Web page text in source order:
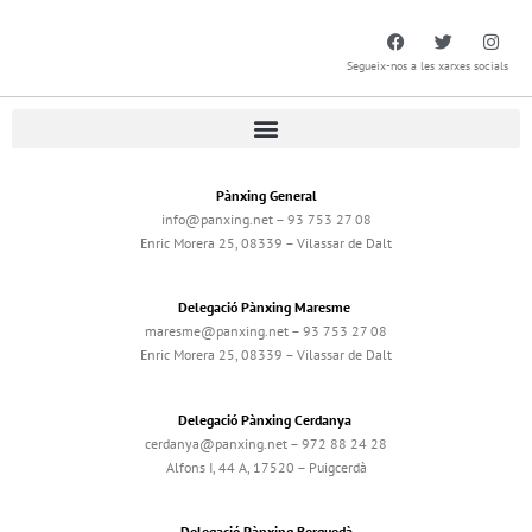
Segueix-nos a les xarxes socials
Pànxing General
info@panxing.net – 93 753 27 08
Enric Morera 25, 08339 – Vilassar de Dalt
Delegació Pànxing Maresme
maresme@panxing.net – 93 753 27 08
Enric Morera 25, 08339 – Vilassar de Dalt
Delegació Pànxing Cerdanya
cerdanya@panxing.net – 972 88 24 28
Alfons I, 44 A, 17520 – Puigcerdà